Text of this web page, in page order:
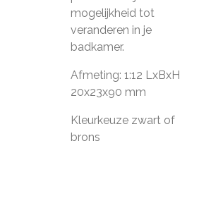
mogelijkheid tot
veranderen in je
badkamer.
Afmeting: 1:12 LxBxH
20x23x90 mm
Kleurkeuze zwart of
brons